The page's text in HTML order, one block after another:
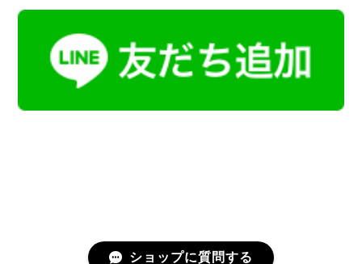
ショップに質問する